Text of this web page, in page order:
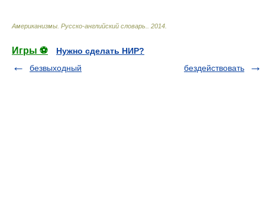
Американизмы. Русско-английский словарь. 2014
Игры ⚽
Нужно сделать НИР?
безвыходный
бездействовать